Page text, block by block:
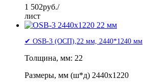
1 502руб./
лист
✔ OSB-3 (ОСП),22 мм, 2440*1240 мм
Толщина, мм: 22
Размеры, мм (ш*д) 2440x1220